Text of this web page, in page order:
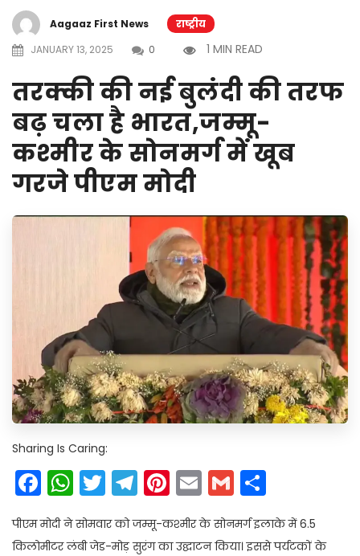
Aagaaz First News
राष्ट्रीय
JANUARY 13, 2025
0 1 MIN READ
तरक्की की नई बुलंदी की तरफ
बढ़ चला है भारत,जम्मू-
कश्मीर के सोनमर्ग में खूब
गरजे पीएम मोदी
Sharing Is Caring:
Facebook
WhatsApp
Twitter
Telegram
Pinterest
EmailGmail
पीएम मोदी ने सोमवार को जम्मू-कश्मीर के सोनमर्ग इलाके में 6.5
किलोमीटर लंबी जेड-मोड़ सुरंग का उद्घाटन किया। इससे पर्यटकों के